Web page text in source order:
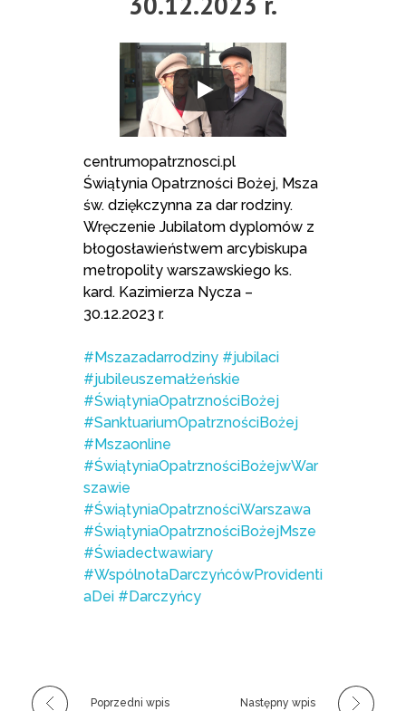
centrumopatrznosci.pl
Świątynia Opatrzności Bożej, Msza
św. dziękczynna za dar rodziny.
Wręczenie Jubilatom dyplomów z
błogosławieństwem arcybiskupa
metropolity warszawskiego ks.
kard. Kazimierza Nycza –
30.12.2023 r.
#Mszazadarrodziny #jubilaci
#jubileuszemałżeńskie
#ŚwiątyniaOpatrznościBożej
#SanktuariumOpatrznościBożej
#Mszaonline
#ŚwiątyniaOpatrznościBożejwWar
szawie
#ŚwiątyniaOpatrznościWarszawa
#ŚwiątyniaOpatrznościBożejMsze
#Świadectwawiary
#WspólnotaDarczyńcówProvidenti
aDei #Darczyńcy
Poprzedni wpis Następny wpis